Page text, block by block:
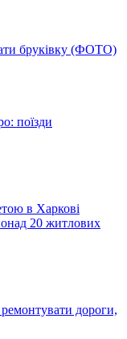
бруківку (ФОТО)
поїзди
в Харкові
20 житлових
дороги,